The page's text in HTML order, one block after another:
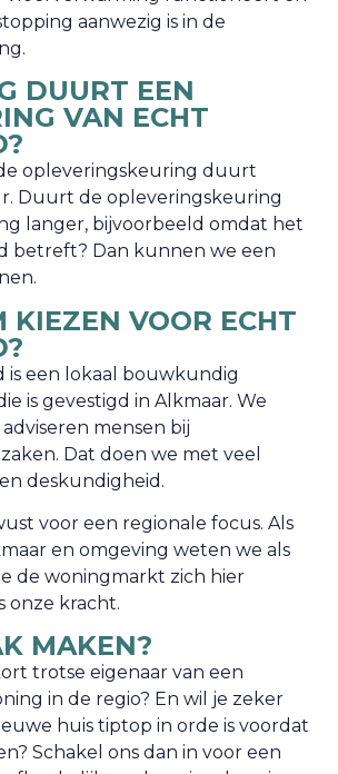
aanwezig is in de
DUURT EEN
VAN ECHT
opleveringskeuring duurt
Duurt de opleveringskeuring
langer, bijvoorbeeld omdat het
betreft? Dan kunnen we een
KIEZEN VOOR ECHT
is een lokaal bouwkundig
is gevestigd in Alkmaar. We
mensen bij
Dat doen we met veel
deskundigheid.
voor een regionale focus. Als
en omgeving weten we als
de woningmarkt zich hier
onze kracht.
MAKEN?
trotse eigenaar van een
in de regio? En wil je zeker
huis tiptop in orde is voordat
Schakel ons dan in voor een